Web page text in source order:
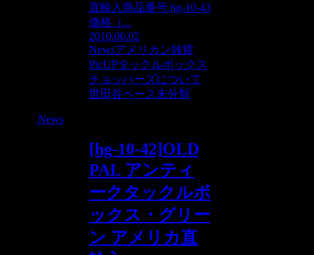
直輸入商品番号 hg-10-43
価格（...
2010.06.02
Newsアメリカン雑貨
PicUPタックルボックス
チョッパーズについて
世田谷ベース未分類
News
[hg-10-42]OLD
PAL アンティ
ークタックルボ
ックス・グリー
ン アメリカ直